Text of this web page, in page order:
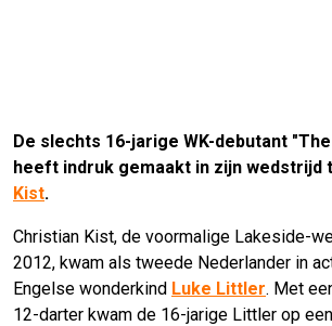
De slechts 16-jarige WK-debutant
heeft indruk gemaakt in zijn wedstrijd
Kist.
Christian Kist, de voormalige Lakeside-
2012, kwam als tweede Nederlander in
Engelse wonderkind Luke Littler. Met
12-darter kwam de 16-jarige Littler op